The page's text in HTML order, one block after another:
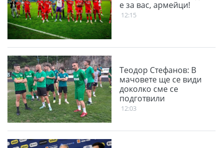
е за вас, армейци!
12:15
Теодор Стефанов: В
мачовете ще се види
доколко сме се
подготвили
12:03